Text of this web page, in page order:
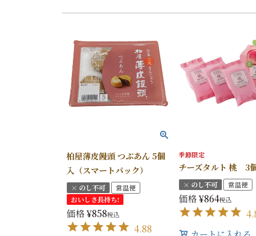
柏屋薄皮饅頭 つぶあん 5個
入（スマートパック）
× のし不可
常温便
おいしさ長持ち!
価格¥858税込
4.88
季節限定
チーズタルト 桃 3
× のし不可 常温便
価格¥864税込